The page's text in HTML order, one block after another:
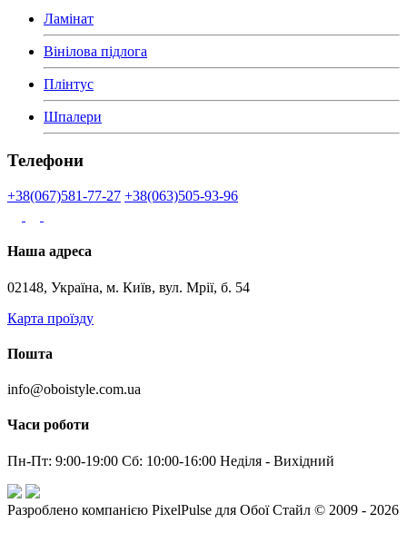
Ламінат
Вінілова підлога
Плінтус
Шпалери
Телефони
+38(067)581-77-27 +38(063)505-93-96
Наша адреса
02148, Україна, м. Київ, вул. Мрії, б. 54
Карта проїзду
Пошта
info@oboistyle.com.ua
Часи роботи
Пн-Пт: 9:00-19:00 Сб: 10:00-16:00 Неділя - Вихідний
Разроблено компанією PixelPulse для Обої Стайл © 2009 - 2026